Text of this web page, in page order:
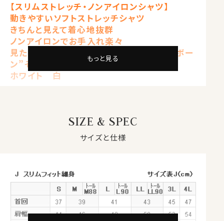
【スリムストレッチ・ノンアイロンシャツ】
動きやすいソフトストレッチシャツ
きちんと見えて着心地抜群
ノンアイロンでお手入れ楽々
見た目はワイシャツの定番の織柄“ヘリンボー
ン”そのもの
ホワイト 白
【 ボタンダウン 】【 長袖 】
ナチュラルなストレッチが、動きやすい。
見た目はきちんと見えてスマート、だけど着心地は楽でリ
オールシーズン快適なストレスフリーのシャツ。
サラッとした肌ざわりとソフト感が心地いい、やみつきに
もっと見る
SIZE & SPEC
サイズと仕様